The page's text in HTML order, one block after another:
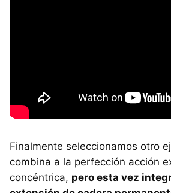
Finalmente seleccionamos otro
combina a la perfección acción
concéntrica, pero esta vez